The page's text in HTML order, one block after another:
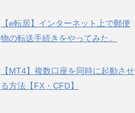
【e転居】インターネット上で郵便
物の転送手続きをやってみた。
【MT4】複数口座を同時に起動させ
る方法【FX・CFD】